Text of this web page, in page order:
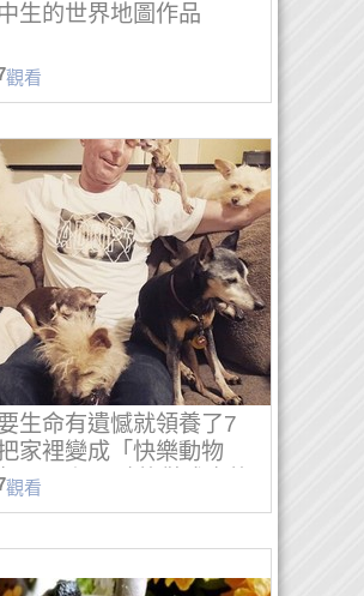
生的世界地圖作品
觀看
生命有遺憾就領養了7
家裡變成「快樂動物
天早上10點的儀式真的
觀看